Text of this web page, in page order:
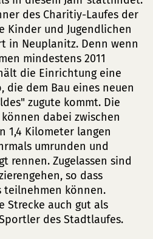
des Charitiy-Laufes der
Kinder und Jugendlichen
in Neuplanitz. Denn wenn
mindestens 2011
die Einrichtung eine
die dem Bau eines neuen
zugute kommt. Die
dabei zwischen
1,4 Kilometer langen
umrunden und
rennen. Zugelassen sind
so dass
teilnehmen können.
Strecke auch gut als
des Stadtlaufes.